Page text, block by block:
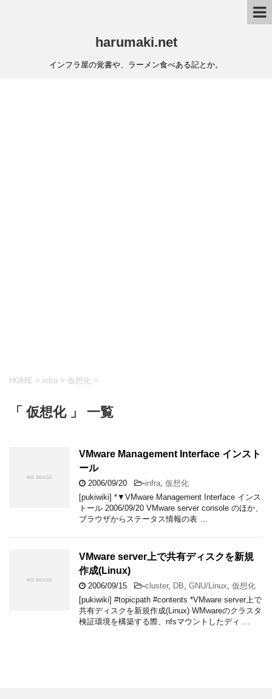
harumaki.net
インフラ屋の覚書や、ラーメン食べある記とか。
HOME > infra > 仮想化 >
「 仮想化 」 一覧
VMware Management Interface インスト
ール
2006/09/20 -infra 仮想化
[pukiwiki] *▼VMware Management Interface インス
トール 2006/09/20 VMware server console のほか、
ブラウザからステータス情報の表 …
VMware server上で共有ディスクを新規
作成(Linux)
2006/09/15 -cluster, DB GNU/Linux 仮想化
[pukiwiki] #topicpath #contents *VMware server上で
共有ディスクを新規作成(Linux) WMwareのクラスタ
検証環境を構築する際、nfsマウントしたディ …